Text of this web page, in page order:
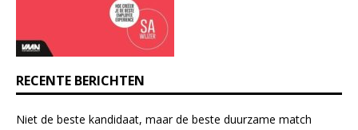
.
l
RECENTE BERICHTEN
Niet de beste kandidaat, maar de beste duurzame match